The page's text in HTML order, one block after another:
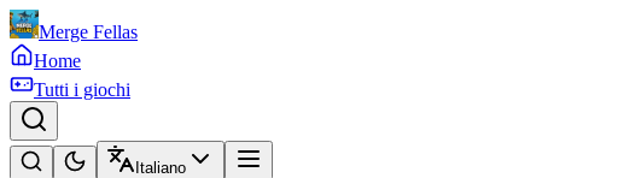
Merge Fellas
Home
Tutti i giochi
Italiano